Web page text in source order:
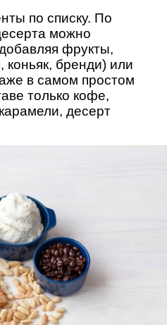
по списку. По
можно
фрукты,
коньяк, бренди) или
в самом простом
только кофе,
десерт